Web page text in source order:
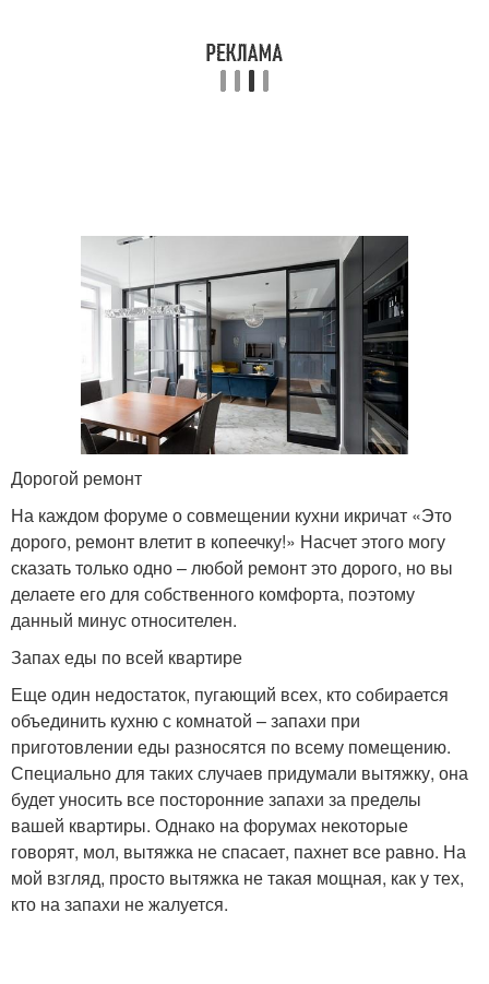
Дорогой ремонт
На каждом форуме о совмещении кухни икричат «Это
дорого, ремонт влетит в копеечку!» Насчет этого могу
сказать только одно – любой ремонт это дорого, но вы
делаете его для собственного комфорта, поэтому
данный минус относителен.
Запах еды по всей квартире
Еще один недостаток, пугающий всех, кто собирается
объединить кухню с комнатой – запахи при
приготовлении еды разносятся по всему помещению.
Специально для таких случаев придумали вытяжку, она
будет уносить все посторонние запахи за пределы
вашей квартиры. Однако на форумах некоторые
говорят, мол, вытяжка не спасает, пахнет все равно. На
мой взгляд, просто вытяжка не такая мощная, как у тех,
кто на запахи не жалуется.